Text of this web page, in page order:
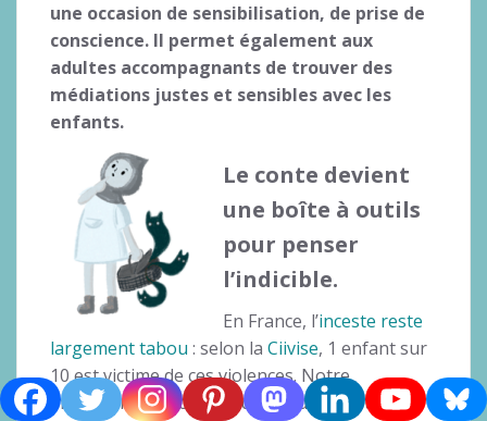
une occasion de sensibilisation, de prise de
conscience. Il permet également aux
adultes accompagnants de trouver des
médiations justes et sensibles avec les
enfants.
Le conte devient
une boîte à outils
pour penser
l’indicible.
En France, l’inceste reste
largement tabou : selon la Ciivise, 1 enfant sur
10 est victime de ces violences. Notre
imaginaire collectif masque ce drame et le